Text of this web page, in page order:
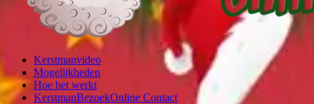
Kerstmanvideo
Mogelijkheden
Hoe het werkt
KerstmanBezoekOnline Contact